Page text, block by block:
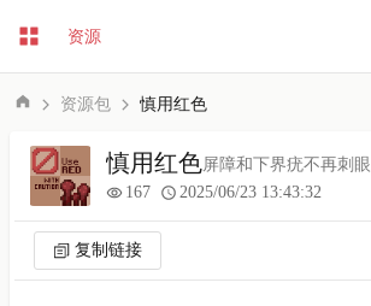
资源
资源包 慎用红色
慎用红色屏障和下界疣不再刺眼
167
2025/06/23 13:43:32
复制链接